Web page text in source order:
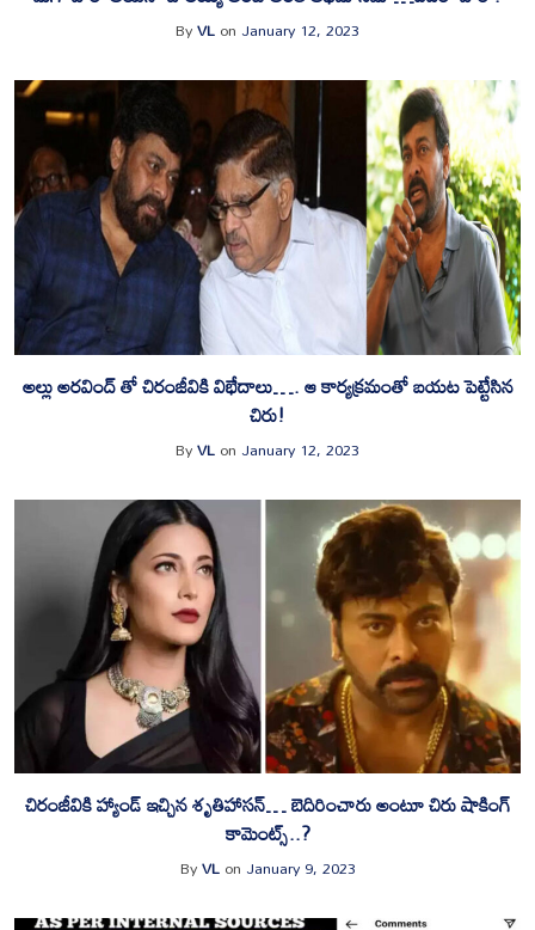
ByVLon January 12, 2023
అల్లు అరవింద్ తో చిరంజీవికి విభేదాలు…. ఆ కార్యక్రమంతో బయట పెట్టేసిన
చిరు!
ByVLon January 12, 2023
చిరంజీవికి హ్యాండ్ ఇచ్చిన శృతిహాసన్… బెదిరించారు అంటూ చిరు షాకింగ్
కామెంట్స్..?
ByVLon January 9, 2023